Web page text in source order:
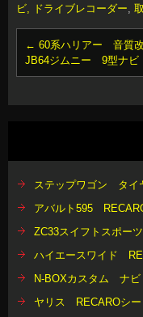
ビ, ドライブレコーダー,
← 60系ハリアー 音質
JB64ジムニー 9型ナビ
ステップワゴン タイ
アバルト595
ZC33スイフトスポー
ハイエースワイド
N-BOXカスタム ナ
ヤリス RECAROシー